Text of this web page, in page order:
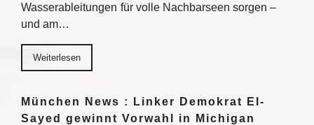
Wasserableitungen für volle Nachbarseen sorgen –
und am…
Weiterlesen
München News : Linker Demokrat El-
Sayed gewinnt Vorwahl in Michigan